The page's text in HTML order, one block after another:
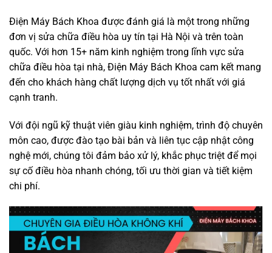
Điện Máy Bách Khoa được đánh giá là một trong những
đơn vị sửa chữa điều hòa uy tín tại Hà Nội và trên toàn
quốc. Với hơn 15+ năm kinh nghiệm trong lĩnh vực sửa
chữa điều hòa tại nhà, Điện Máy Bách Khoa cam kết mang
đến cho khách hàng chất lượng dịch vụ tốt nhất với giá
cạnh tranh.
Với đội ngũ kỹ thuật viên giàu kinh nghiệm, trình độ chuyên
môn cao, được đào tạo bài bản và liên tục cập nhật công
nghệ mới, chúng tôi đảm bảo xử lý, khắc phục triệt để mọi
sự cố điều hòa nhanh chóng, tối ưu thời gian và tiết kiệm
chi phí.